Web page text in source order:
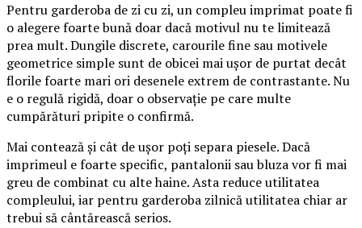
Pentru garderoba de zi cu zi, un compleu imprimat poate fi
o alegere foarte bună doar dacă motivul nu te limitează
prea mult. Dungile discrete, carourile fine sau motivele
geometrice simple sunt de obicei mai ușor de purtat decât
florile foarte mari ori desenele extrem de contrastante. Nu
e o regulă rigidă, doar o observație pe care multe
cumpărături pripite o confirmă.
Mai contează și cât de ușor poți separa piesele. Dacă
imprimeul e foarte specific, pantalonii sau bluza vor fi mai
greu de combinat cu alte haine. Asta reduce utilitatea
compleului, iar pentru garderoba zilnică utilitatea chiar ar
trebui să cântărească serios.